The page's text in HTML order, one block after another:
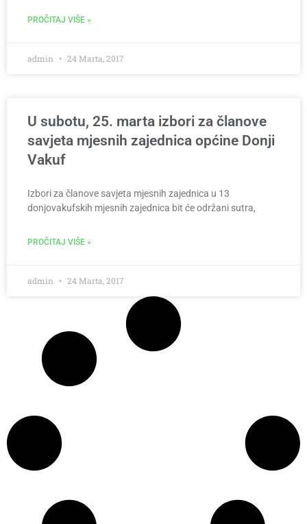
PROČITAJ VIŠE »
admin 24 Marta, 2017
U subotu, 25. marta izbori za članove
savjeta mjesnih zajednica općine Donji
Vakuf
Izbori za članove savjeta mjesnih zajednica u 13
donjovakufskih mjesnih zajednica bit će održani sutra,
PROČITAJ VIŠE »
admin 24 Marta, 2017